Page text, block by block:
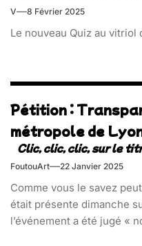
V 8 Février 2025
Le nouveau Quiz au vitriol
Pétition :
métropole de
FoutouArt 22 Janvier 2025
Comme vous le savez
était présente dimanche
l’événement a été jugé «